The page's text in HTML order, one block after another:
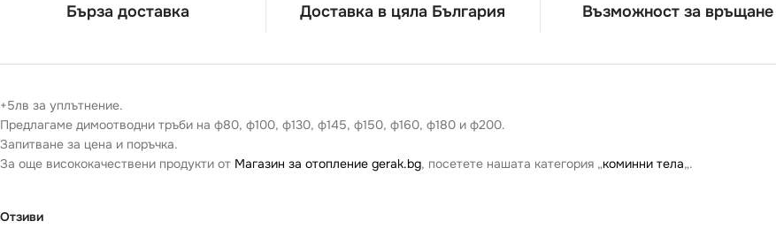
Бърза доставка Доставка в цяла България Възможност за връщане
+5лв за уплътнение.
Предлагаме димоотводни тръби на ф80, ф100, ф130, ф145, ф150, ф160, ф180 и ф200.
Запитване за цена и поръчка.
За още висококачествени продукти от Магазин за отопление gerak.bg, посетете нашата категория „коминни тела„.
Отзиви